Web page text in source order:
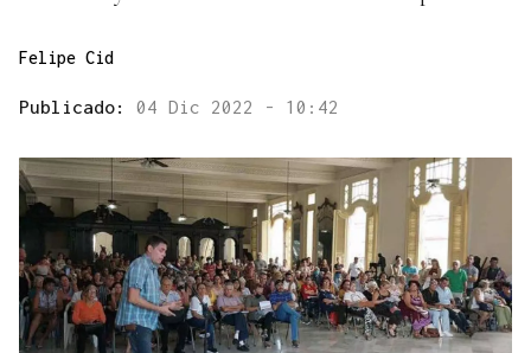
Felipe Cid
Publicado: 04 Dic 2022 - 10:42